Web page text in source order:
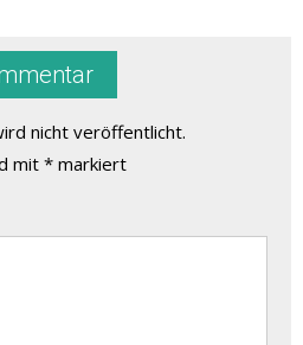
nicht veröffentlicht.
mit * markiert